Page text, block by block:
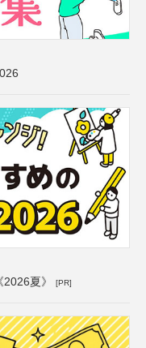
夏》 [PR]